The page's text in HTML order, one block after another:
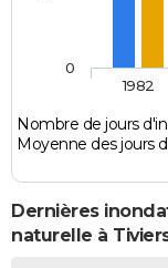
Nombre de jours
Moyenne des jours
1982
0
Dernières
naturelle à